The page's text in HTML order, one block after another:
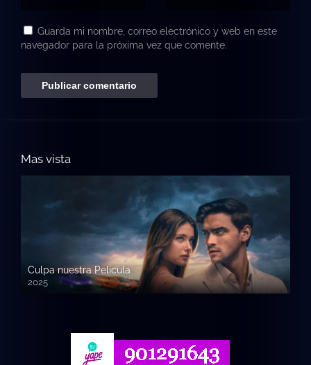
Guarda mi nombre, correo electrónico y web en este
navegador para la próxima vez que comente.
Mas vista
Culpa nuestra Pelicula
2025
720p HD